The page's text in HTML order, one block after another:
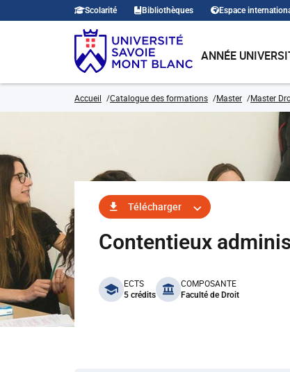
Scolarité Bibliothèques Espace
ANNÉE
Accueil Catalogue des formations Master Master
Télécharger
Contentieux
benefits
ECTS
5 crédits
COMPOSANTE
Faculté de Droit